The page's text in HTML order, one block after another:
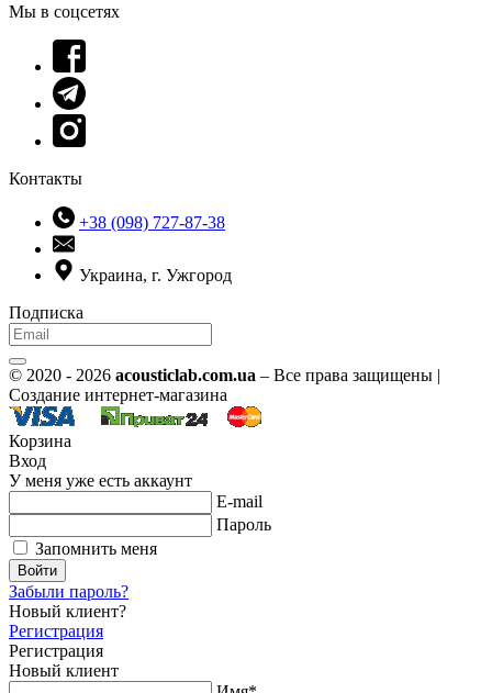
Мы в соцсетях
Контакты
+38 (098) 727-87-38
Украина, г. Ужгород
Подписка
© 2020 - 2026 acousticlab.com.ua – Все права защищены |
Создание интернет-магазина
Корзина
Вход
У меня уже есть аккаунт
E-mail
Пароль
Запомнить меня
Войти
Забыли пароль?
Новый клиент?
Регистрация
Регистрация
Новый клиент